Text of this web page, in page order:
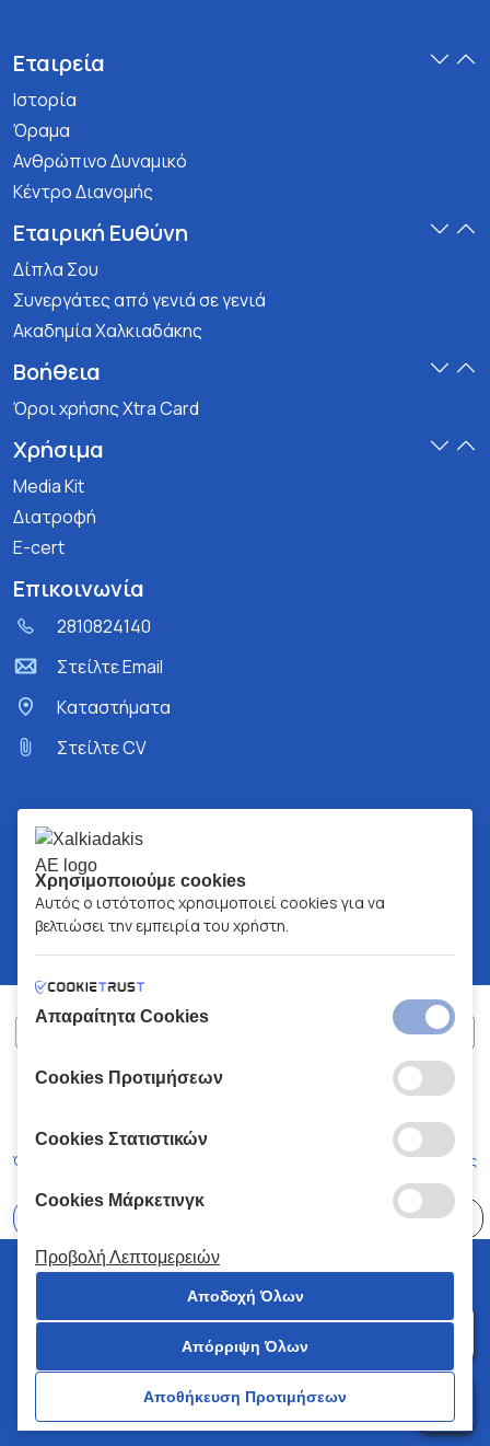
Εταιρεία
Ιστορία
Όραμα
Ανθρώπινο Δυναμικό
Κέντρο Διανομής
Εταιρική Ευθύνη
Δίπλα Σου
Συνεργάτες από γενιά σε γενιά
Ακαδημία Χαλκιαδάκης
Βοήθεια
Όροι χρήσης Xtra Card
Χρήσιμα
Media Kit
Διατροφή
E-cert
Επικοινωνία
2810824140
Στείλτε Email
Kαταστήματα
Στείλτε CV
ΧΑΛΚΙΑΔΑΚΗΣ Α.Ε.
Όροι και Προϋποθέσεις Κώδικας Δεοντολογίας
© 2026 Χαλκιαδάκης all rights reserved
Χρησιμοποιούμε cookies
Αυτός ο ιστότοπος χρησιμοποιεί cookies για να
βελτιώσει την εμπειρία του χρήστη.
Απαραίτητα Cookies
Cookies Προτιμήσεων
Cookies Στατιστικών
Cookies Μάρκετινγκ
Προβολή Λεπτομερειών
Αποδοχή Όλων
Απόρριψη Όλων
Αποθήκευση Προτιμήσεων